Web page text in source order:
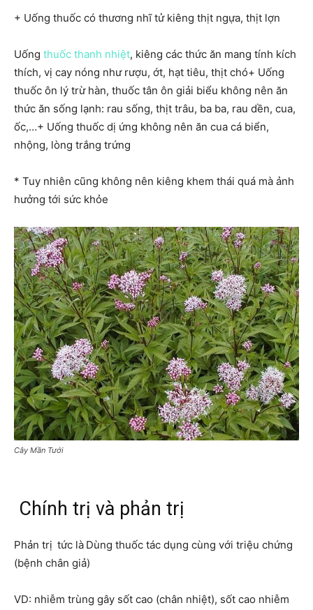
+ Uống thuốc có thương nhĩ tử kiêng thịt ngựa, thịt lợn
Uống thuốc thanh nhiệt, kiêng các thức ăn mang tính kích
thích, vị cay nóng như rượu, ớt, hạt tiêu, thịt chó+ Uống
thuốc ôn lý trừ hàn, thuốc tân ôn giải biểu không nên ăn
thức ăn sống lạnh: rau sống, thịt trâu, ba ba, rau dền, cua,
ốc,…+ Uống thuốc dị ứng không nên ăn cua cá biển,
nhộng, lòng trắng trứng
* Tuy nhiên cũng không nên kiêng khem thái quá mà ảnh
hưởng tới sức khỏe
Cây Mần Tưới
Chính trị và phản trị
Phản trị tức là Dùng thuốc tác dụng cùng với triệu chứng
(bệnh chân giả)
VD: nhiễm trùng gây sốt cao (chân nhiệt), sốt cao nhiễm